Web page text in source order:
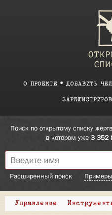
О ПРОЕКТЕ ДОБАВИТЬ
Поиск по открытому списку
в котором уже 3 352
Расширенный поиск Примеры
Управление